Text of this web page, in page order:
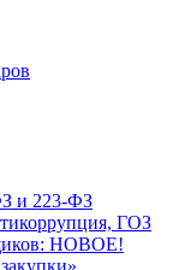
и 223-ФЗ
ГОЗ
НОВОЕ!